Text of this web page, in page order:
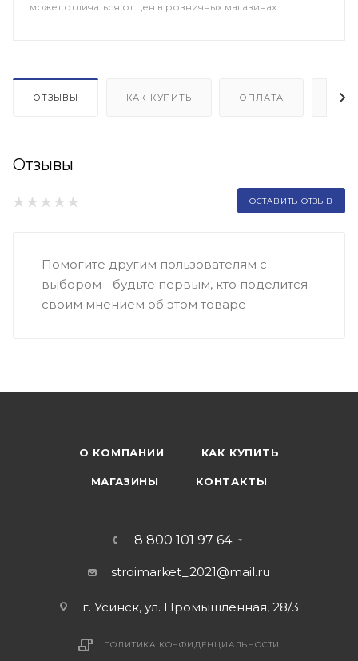
может отличаться от цен в розничных магазинах
ОТЗЫВЫ КАК КУПИТЬ ОПЛАТА
Отзывы
ОСТАВИТЬ ОТЗЫВ
Помогите другим пользователям с
выбором - будьте первым, кто поделится
своим мнением об этом товаре
О КОМПАНИИ КАК КУПИТЬ
МАГАЗИНЫ КОНТАКТЫ
8 800 101 97 64
stroimarket_2021@mail.ru
г. Усинск, ул. Промышленная, 28/3
ПОЛИТИКА КОНФИДЕНЦИАЛЬНОСТИ